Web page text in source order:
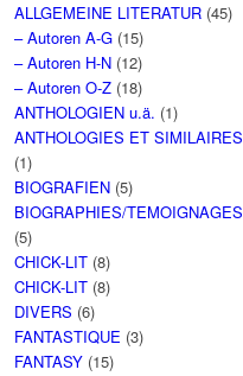
ALLGEMEINE LITERATUR (45)
– Autoren A-G (15)
– Autoren H-N (12)
– Autoren O-Z (18)
ANTHOLOGIEN u.ä. (1)
ANTHOLOGIES ET SIMILAIRES
(1)
BIOGRAFIEN (5)
BIOGRAPHIES/TEMOIGNAGES
(5)
CHICK-LIT (8)
CHICK-LIT (8)
DIVERS (6)
FANTASTIQUE (3)
FANTASY (15)